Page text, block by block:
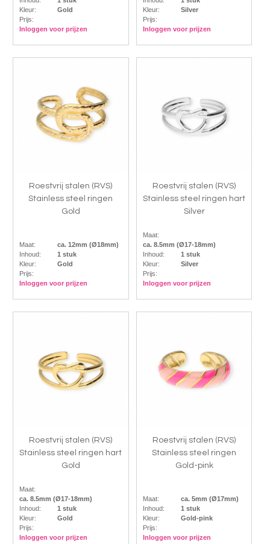
Kleur:
Gold
Prijs:
Inloggen voor prijzen
Kleur:
Silver
Prijs:
Inloggen voor prijzen
Roestvrij stalen (RVS)
Stainless steel ringen
Gold
Maat:
ca. 12mm (Ø18mm)
Inhoud:
1 stuk
Kleur:
Gold
Prijs:
Inloggen voor prijzen
Roestvrij stalen (RVS)
Stainless steel ringen hart
Silver
Maat:
ca. 8.5mm (Ø17-18mm)
Inhoud:
1 stuk
Kleur:
Silver
Prijs:
Inloggen voor prijzen
Roestvrij stalen (RVS)
Stainless steel ringen hart
Gold
Maat:
ca. 8.5mm (Ø17-18mm)
Inhoud:
1 stuk
Kleur:
Gold
Prijs:
Inloggen voor prijzen
Roestvrij stalen (RVS)
Stainless steel ringen
Gold-pink
Maat:
ca. 5mm (Ø17mm)
Inhoud:
1 stuk
Kleur:
Gold-pink
Prijs:
Inloggen voor prijzen